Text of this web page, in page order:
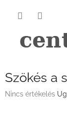
Szökés a
A
Nincs értékelés